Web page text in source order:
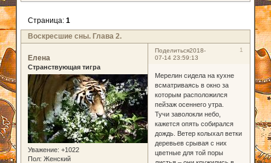
Воскресшие сны. Глава 2.
Страница: 1
Поделиться 1
2018-
07-14 23:59:13
Елена
Странствующая тигра
Уважение: +1022
Пол: Женский
Мерелин сидела на кухне
всматриваясь в окно за
которым расположился
пейзаж осеннего утра.
Тучи заволокли небо,
кажется опять собирался
дождь. Ветер колыхал ветки
деревьев срывая с них
цветные для той поры